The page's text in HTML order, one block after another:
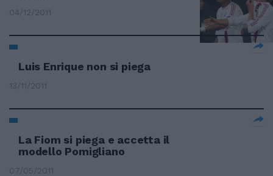
04/12/2011
Luis Enrique non si piega
13/11/2011
La Fiom si piega e accetta il
modello Pomigliano
07/05/2011